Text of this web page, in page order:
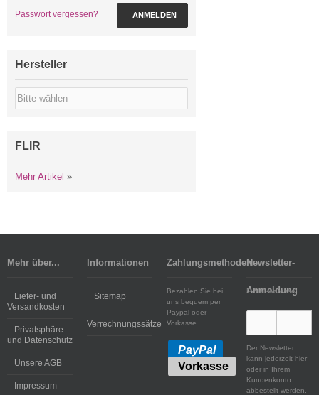
Passwort vergessen? ANMELDEN
Hersteller
FLIR
Mehr Artikel »
Mehr über...
Liefer- und
Versandkosten
Privatsphäre
und Datenschutz
Unsere AGB
Impressum
Informationen
Sitemap
Verrechnungssätze
Zahlungsmethoden
Bezahlen Sie bei
uns bequem per
Paypal oder
Vorkasse.
PayPal
Vorkasse
Newsletter-
Anmeldung
E-Mail-Adresse:
Der Newsletter
kann jederzeit hier
oder in Ihrem
Kundenkonto
abbestellt werden.